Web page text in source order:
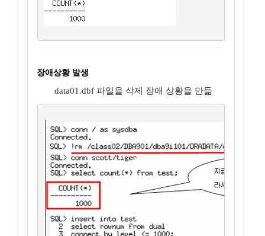
장애상황 발생
data01.dbf 파일을 삭제 장애 상황을 만듦